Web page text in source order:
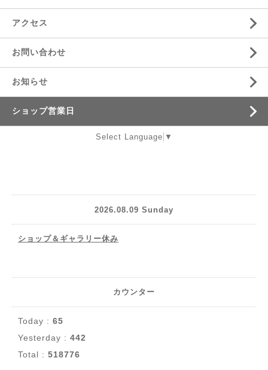
アクセス
お問い合わせ
お知らせ
ショップ営業日
Select Language ▼
2026.08.09 Sunday
ショップ＆ギャラリー休み
カウンター
Today : 65
Yesterday : 442
Total : 518776